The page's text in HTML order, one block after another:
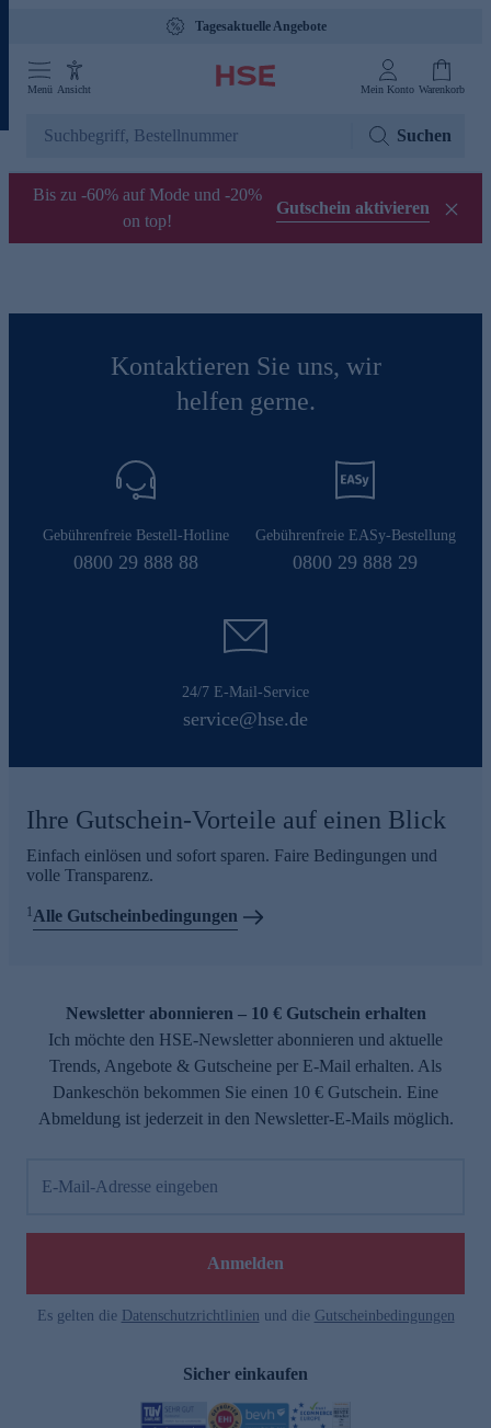
Tagesaktuelle Angebote
Menü Ansicht Mein Konto Warenkorb
Suchen
Bis zu -60% auf Mode und -20%
on top!
Gutschein aktivieren
Kontaktieren Sie uns, wir
helfen gerne.
Gebührenfreie Bestell-Hotline
0800 29 888 88
Gebührenfreie EASy-Bestellung
0800 29 888 29
24/7 E-Mail-Service
service@hse.de
Ihre Gutschein-Vorteile auf einen Blick
Einfach einlösen und sofort sparen. Faire Bedingungen und
volle Transparenz.
1Alle Gutscheinbedingungen
Newsletter abonnieren – 10 € Gutschein erhalten
Ich möchte den HSE-Newsletter abonnieren und aktuelle
Trends, Angebote & Gutscheine per E-Mail erhalten. Als
Dankeschön bekommen Sie einen 10 € Gutschein. Eine
Abmeldung ist jederzeit in den Newsletter-E-Mails möglich.
E-Mail-Adresse eingeben
Anmelden
Es gelten die Datenschutzrichtlinien und die Gutscheinbedingungen
Sicher einkaufen